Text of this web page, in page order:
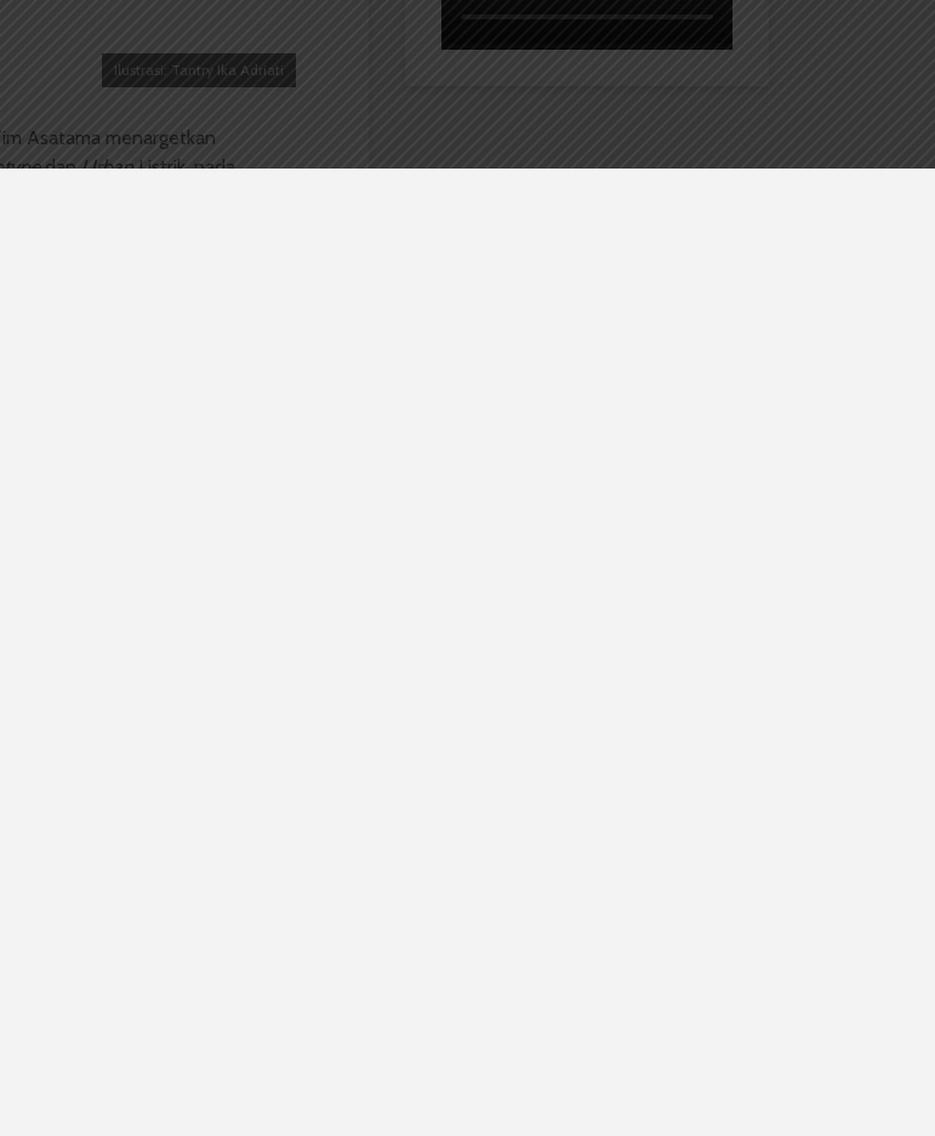
Ilustrasi: Tantry Ika Adriati
Asatama menargetkan
danUrbanListrik,pada